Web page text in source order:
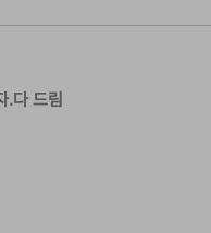
.다 드림